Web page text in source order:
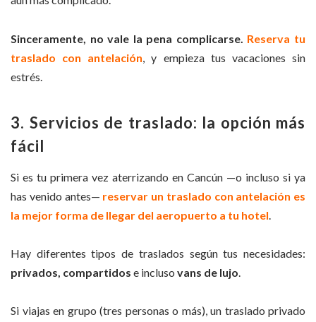
Sinceramente, no vale la pena complicarse. Reserva tu
traslado con antelación , y empieza tus vacaciones sin
estrés.
3. Servicios de traslado: la opción más
fácil
Si es tu primera vez aterrizando en Cancún —o incluso si ya
has venido antes— reservar un traslado con antelación es
la mejor forma de llegar del aeropuerto a tu hotel
Hay diferentes tipos de traslados según tus necesidades:
privados, compartidos e incluso vans de lujo.
Si viajas en grupo (tres personas o más), un traslado privado